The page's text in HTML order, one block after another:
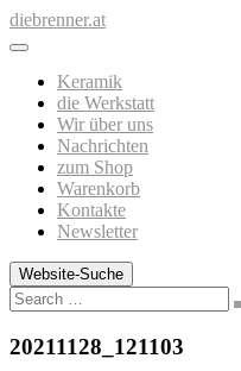
Zum
Inhalt
diebrenner.at
Keramik
die Werkstatt
Wir über uns
Nachrichten
zum Shop
Warenkorb
Kontakte
Newsletter
Website-Suche
20211128_121103